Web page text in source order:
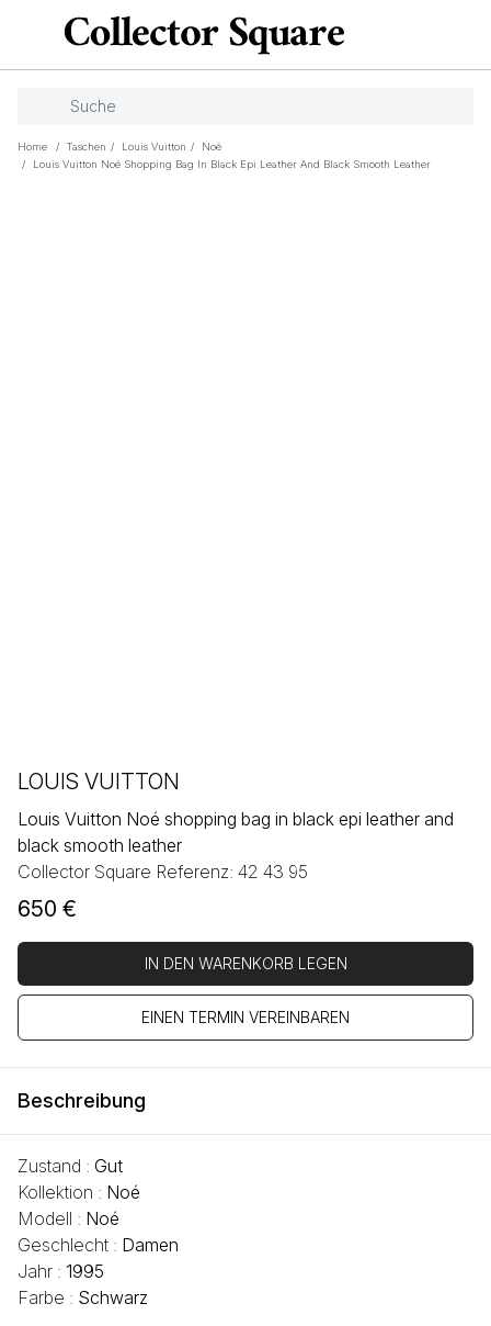
Home / Taschen / Louis Vuitton /
Noé
/
Louis Vuitton Noé Shopping Bag In Black Epi Leather And Black Smooth Leather
LOUIS VUITTON
Louis Vuitton Noé shopping bag in black epi leather and
black smooth leather
Collector Square Referenz: 42 43 95
650 €
IN DEN WARENKORB LEGEN
EINEN TERMIN VEREINBAREN
Beschreibung
Zustand : Gut
Kollektion : Noé
Modell : Noé
Geschlecht : Damen
Jahr : 1995
Farbe : Schwarz